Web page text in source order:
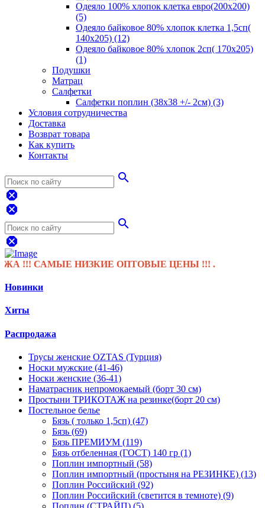
Одеяло 100% хлопок клетка евро(200х200)
(5)
Одеяло байковое 80% хлопок клетка 1,5сп(
140х205) (12)
Одеяло байковое 80% хлопок 2сп( 170х205)
(1)
Подушки
Матрац
Салфетки
Салфетки поплин (38х38 +/- 2см) (3)
Условия сотрудничества
Доставка
Возврат товара
Как купить
Контакты
search
dangerous
dangerous
search
dangerous
САМЫЕ НИЗКИЕ ОПТОВЫЕ ЦЕНЫ !!! .
Новинки
Хиты
Распродажа
Трусы женские OZTAS (Турция)
Носки мужские (41-46)
Носки женские (36-41)
Наматрасник непромокаемый (борт 30 см)
Простыни ТРИКОТАЖ на резинке(борт 20 см)
Постельное белье
Бязь ( только 1,5сп) (47)
Бязь (69)
Бязь ПРЕМИУМ (119)
Бязь отбеленная (ГОСТ) 140 гр (1)
Поплин импортный (58)
Поплин импортный (простыня на РЕЗИНКЕ) (13)
Поплин Российский (92)
Поплин Российский (светится в темноте) (9)
Поплин (СТРАЙП) (5)